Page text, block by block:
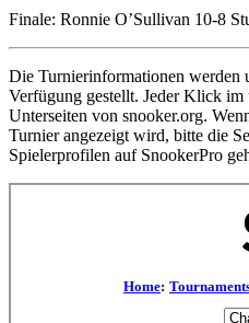
Finale: Ronnie O’Sullivan 10-8
Die Turnierinformationen werden
Verfügung gestellt. Jeder Klick im
Unterseiten von snooker.org.
Turnier angezeigt wird, bitte die
Spielerprofilen auf SnookerPro